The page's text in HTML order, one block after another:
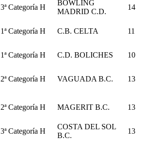
3ª Categoría H
BOWLING
MADRID C.D.
14
1ª Categoría H C.B. CELTA 11
1ª Categoría H C.D. BOLICHES
10
2ª Categoría H VAGUADA B.C. 13
2ª Categoría H MAGERIT B.C. 13
3ª Categoría H
COSTA DEL SOL
B.C.
13